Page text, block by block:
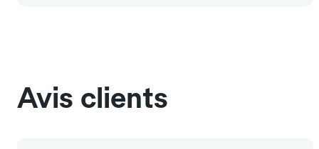
Avis clients